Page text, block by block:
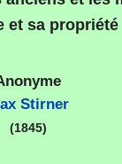
et sa propriété
Stirner
(1845)